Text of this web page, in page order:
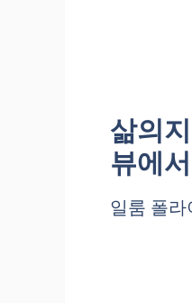
삶의
뷰에
일룸 폴